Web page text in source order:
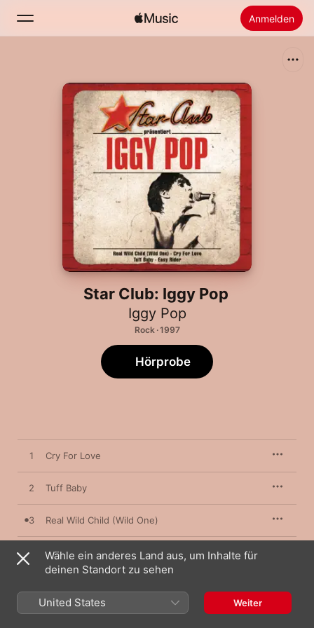
Anmelden
Startseite
Apple Music installieren
Star Club: Iggy Pop
Iggy Pop
Rock · 1997
Hörprobe
1 Cry For Love
2 Tuff Baby
3 Real Wild Child (Wild One)
4 Shades
6 Instinct
Wähle ein anderes Land aus, um Inhalte für
deinen Standort zu sehen
United States Weiter